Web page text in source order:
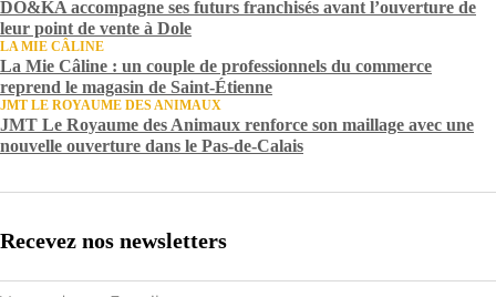
DO&KA accompagne ses futurs franchisés avant l’ouverture de
leur point de vente à Dole
LA MIE CÂLINE
La Mie Câline : un couple de professionnels du commerce
reprend le magasin de Saint-Étienne
JMT LE ROYAUME DES ANIMAUX
JMT Le Royaume des Animaux renforce son maillage avec une
nouvelle ouverture dans le Pas-de-Calais
Recevez nos newsletters